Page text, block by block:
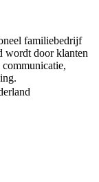
familiebedrijf
wordt door klanten